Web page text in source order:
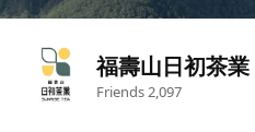
福壽山日初茶
Friends2,097